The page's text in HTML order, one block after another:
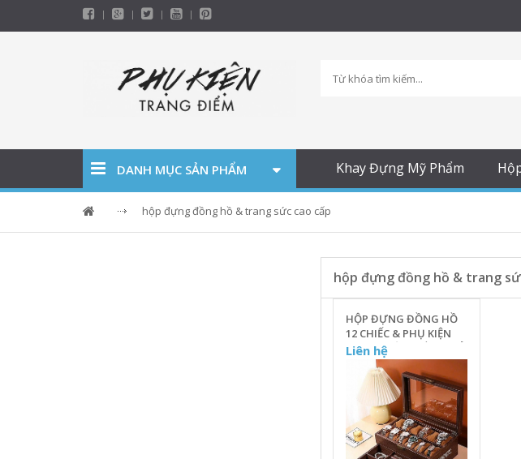
DANH MỤC SẢN PHẨM Khay Đựng Mỹ Phẩm
hộp đựng đồng hồ & trang sức cao cấp
hộp đựng đồng hồ & trang
HỘP ĐỰNG ĐỒNG HỒ
12 CHIẾC & PHỤ KIỆN
TRANG SỨC 2 TẦNG VỎ
DA MÀU VÂN GỖ -
D12TDG
Liên hệ